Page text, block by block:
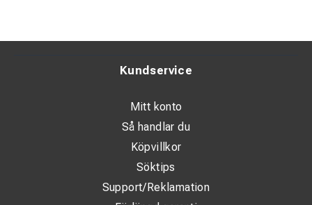
Kundservice
Mitt konto
Så handlar du
Köpvillkor
Söktips
Support/Reklamation